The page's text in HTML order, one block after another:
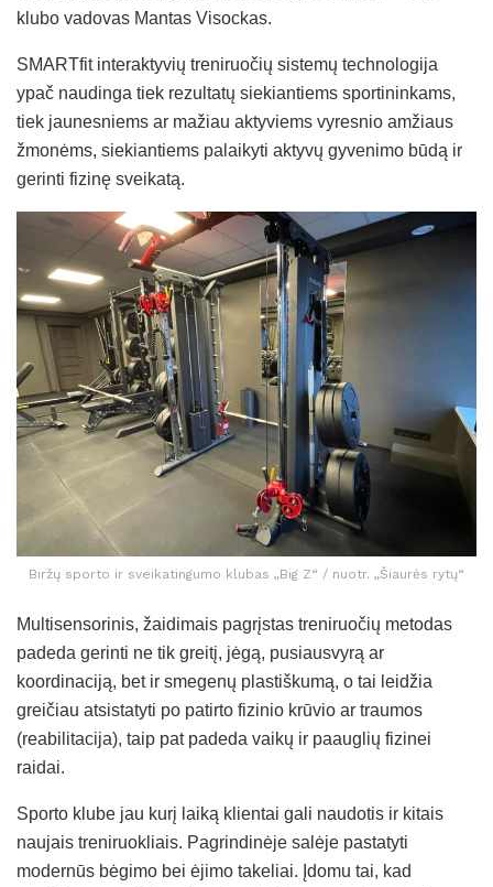
klubo vadovas Mantas Visockas.
SMARTfit interaktyvių treniruočių sistemų technologija
ypač naudinga tiek rezultatų siekiantiems sportininkams,
tiek jaunesniems ar mažiau aktyviems vyresnio amžiaus
žmonėms, siekiantiems palaikyti aktyvų gyvenimo būdą ir
gerinti fizinę sveikatą.
Biržų sporto ir sveikatingumo klubas „Big Z“ / nuotr. „Šiaurės rytų“
Multisensorinis, žaidimais pagrįstas treniruočių metodas
padeda gerinti ne tik greitį, jėgą, pusiausvyrą ar
koordinaciją, bet ir smegenų plastiškumą, o tai leidžia
greičiau atsistatyti po patirto fizinio krūvio ar traumos
(reabilitacija), taip pat padeda vaikų ir paauglių fizinei
raidai.
Sporto klube jau kurį laiką klientai gali naudotis ir kitais
naujais treniruokliais. Pagrindinėje salėje pastatyti
modernūs bėgimo bei ėjimo takeliai. Įdomu tai, kad